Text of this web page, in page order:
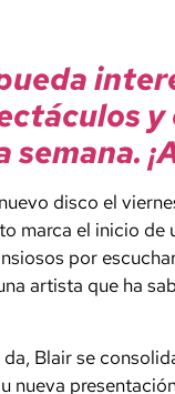
semana.
disco el
marca el inicio
por
artista que ha
Blair se
nueva